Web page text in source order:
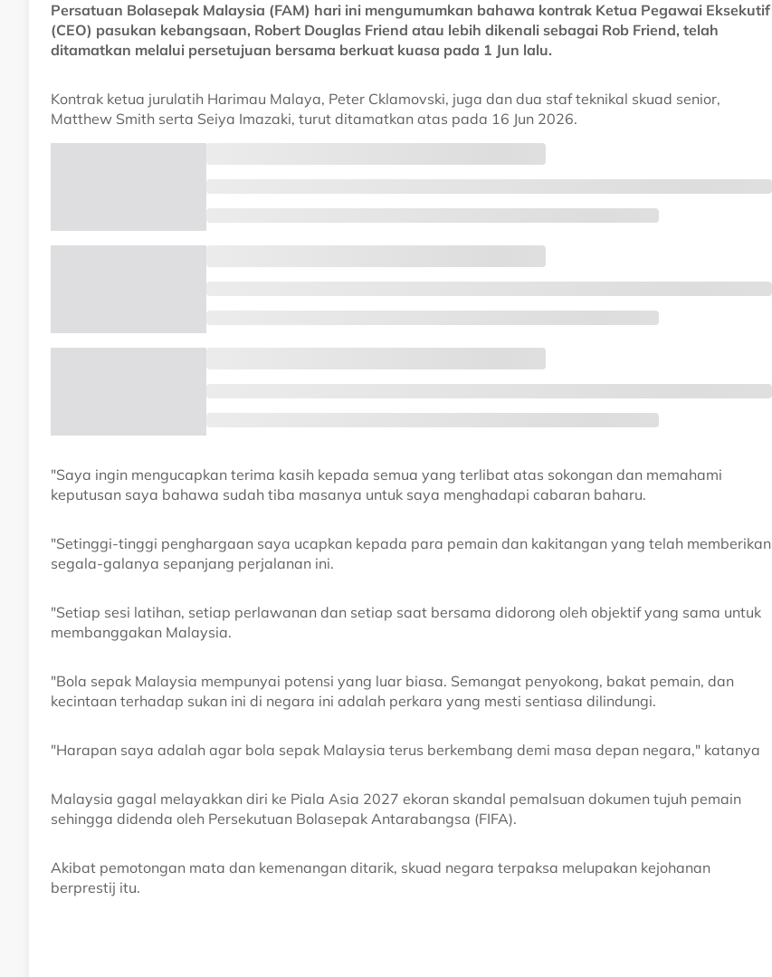
Persatuan Bolasepak Malaysia (FAM) hari ini mengumumkan bahawa kontrak Ketua Pegawai Eksekutif
(CEO) pasukan kebangsaan, Robert Douglas Friend atau lebih dikenali sebagai Rob Friend, telah
ditamatkan melalui persetujuan bersama berkuat kuasa pada 1 Jun lalu.
Kontrak ketua jurulatih Harimau Malaya, Peter Cklamovski, juga dan dua staf teknikal skuad senior,
Matthew Smith serta Seiya Imazaki, turut ditamatkan atas pada 16 Jun 2026.
"Saya ingin mengucapkan terima kasih kepada semua yang terlibat atas sokongan dan memahami
keputusan saya bahawa sudah tiba masanya untuk saya menghadapi cabaran baharu.
"Setinggi-tinggi penghargaan saya ucapkan kepada para pemain dan kakitangan yang telah memberikan
segala-galanya sepanjang perjalanan ini.
"Setiap sesi latihan, setiap perlawanan dan setiap saat bersama didorong oleh objektif yang sama untuk
membanggakan Malaysia.
"Bola sepak Malaysia mempunyai potensi yang luar biasa. Semangat penyokong, bakat pemain, dan
kecintaan terhadap sukan ini di negara ini adalah perkara yang mesti sentiasa dilindungi.
"Harapan saya adalah agar bola sepak Malaysia terus berkembang demi masa depan negara," katanya
Malaysia gagal melayakkan diri ke Piala Asia 2027 ekoran skandal pemalsuan dokumen tujuh pemain
sehingga didenda oleh Persekutuan Bolasepak Antarabangsa (FIFA).
Akibat pemotongan mata dan kemenangan ditarik, skuad negara terpaksa melupakan kejohanan
berprestij itu.